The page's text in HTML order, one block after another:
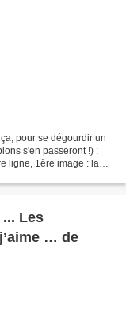
pour se dégourdir un
s'en passeront !) :
ligne, 1ère image : la
Les
… de